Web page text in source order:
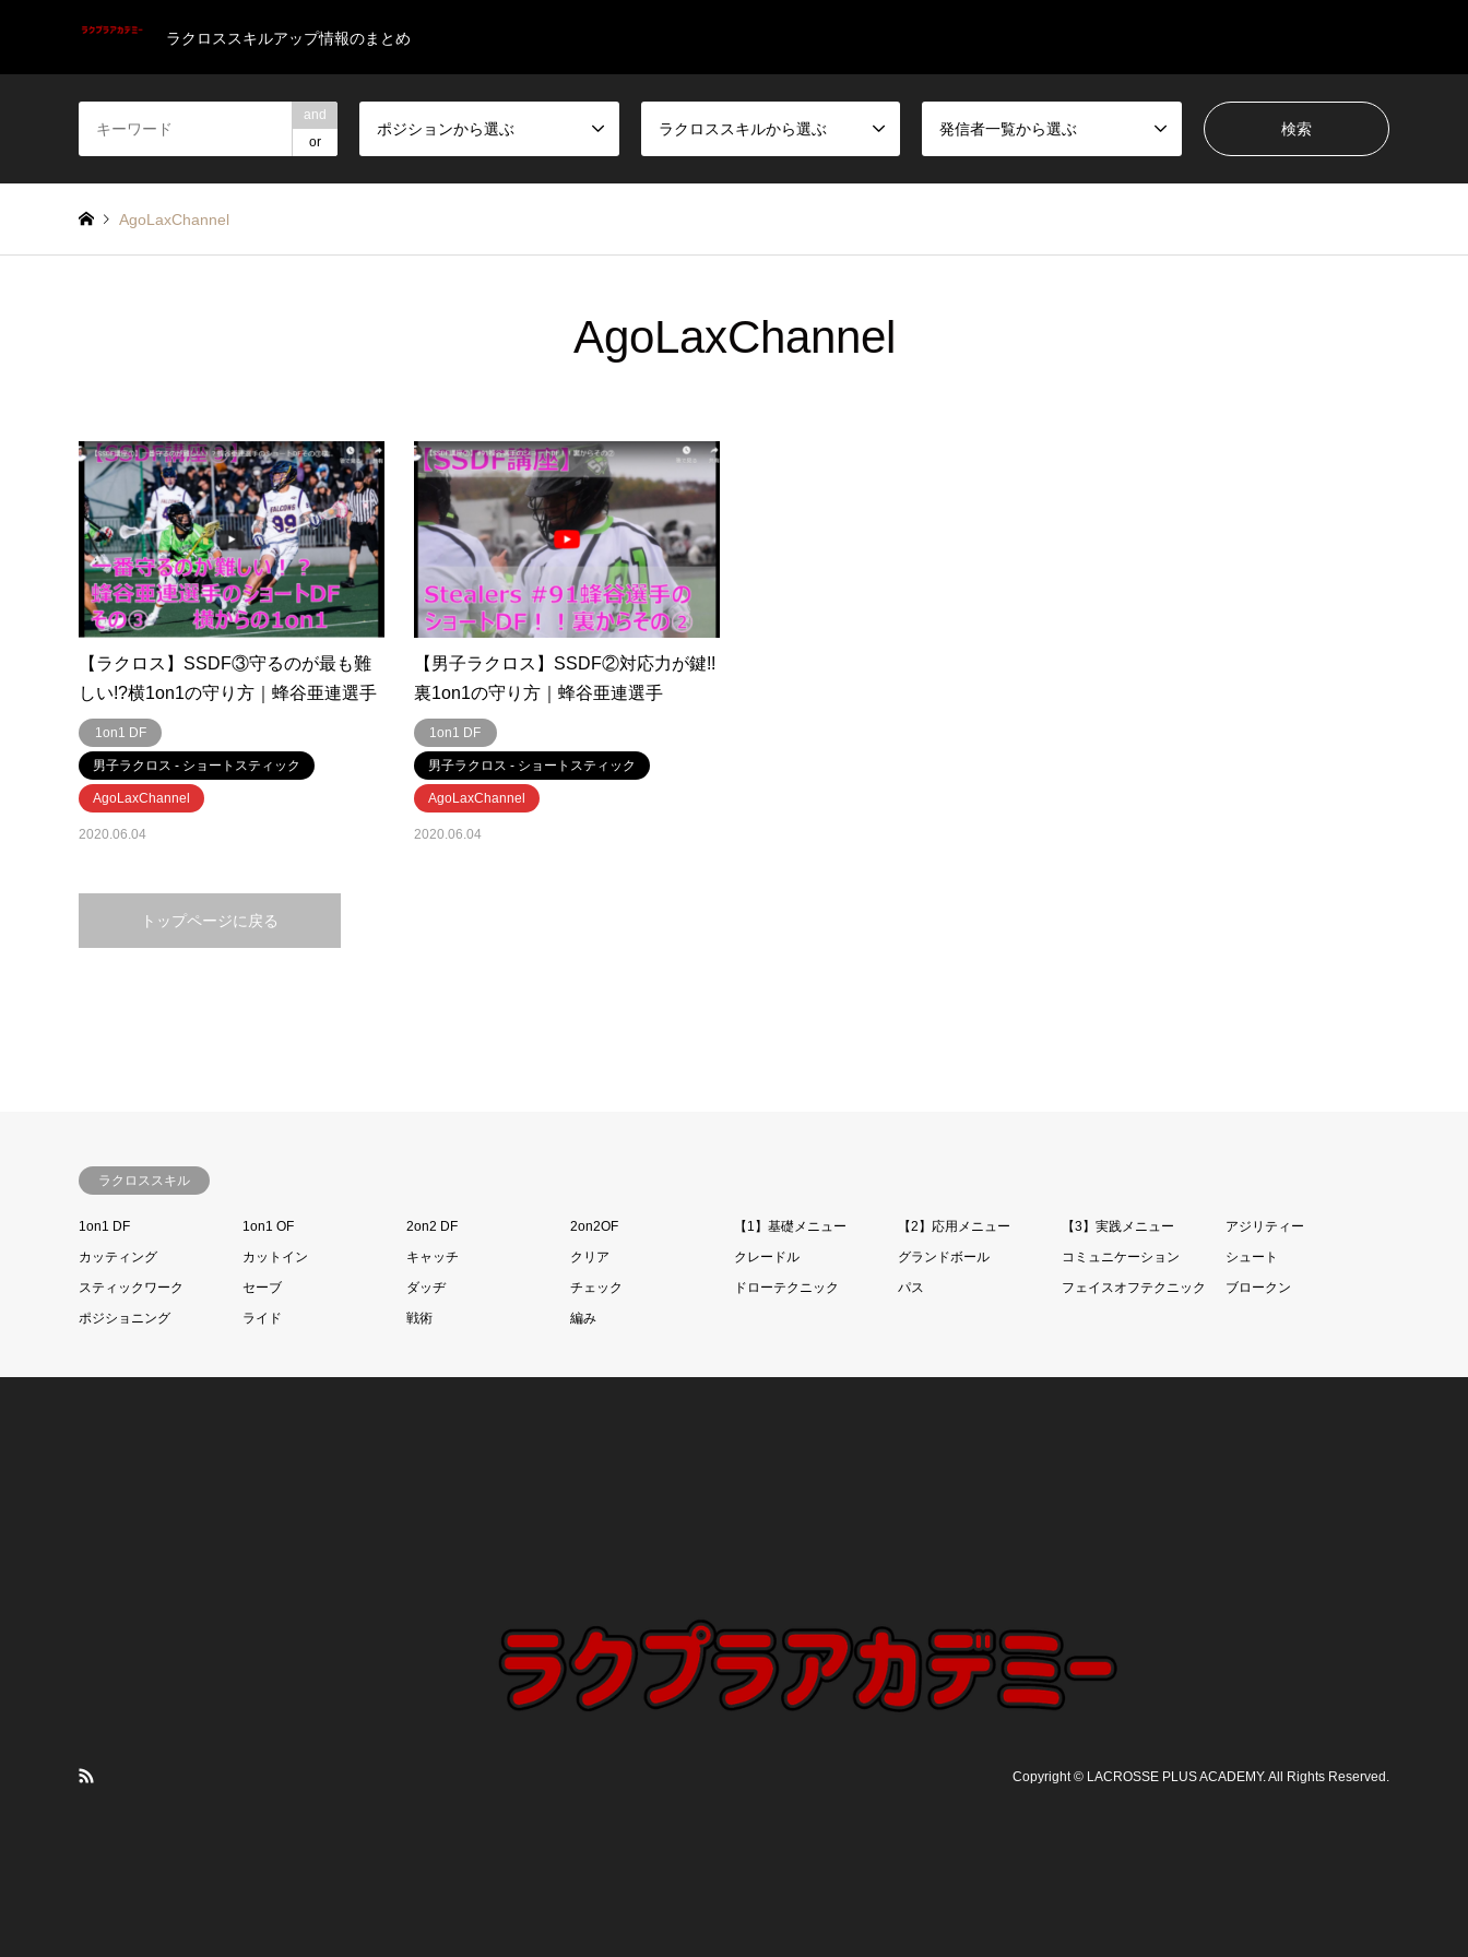
ラクロススキルアップ情報のまとめ
and
or
ポジションから選ぶ ラクロススキルから選ぶ 発信者一覧から選ぶ
AgoLaxChannel
AgoLaxChannel
【ラクロス】SSDF③守るのが最も難
しい!?横1on1の守り方｜蜂谷亜連選手
1on1 DF
男子ラクロス - ショートスティック
AgoLaxChannel
2020.06.04
【男子ラクロス】SSDF②対応力が鍵!!
裏1on1の守り方｜蜂谷亜連選手
1on1 DF
男子ラクロス - ショートスティック
AgoLaxChannel
2020.06.04
トップページに戻る
ラクロススキル
1on1 DF 1on1 OF 2on2 DF 2on2OF 【1】基礎メニュー 【2】応用メニュー 【3】実践メニュー
アジリティー
カッティング
カットイン キャッチ クリア クレードル グランドボール コミュニケーション
シュート
スティックワーク
セーブ ダッヂ チェック ドローテクニック パス フェイスオフテクニック
ブロークン
ポジショニング
ライド 戦術 編み
Copyright© LACROSSE PLUS ACADEMY. All Rights Reserved.